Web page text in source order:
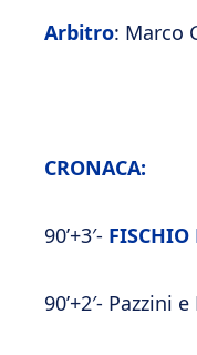
Arbitro: Marco
CRONACA:
90’+3′- FISCHIO
90’+2′-